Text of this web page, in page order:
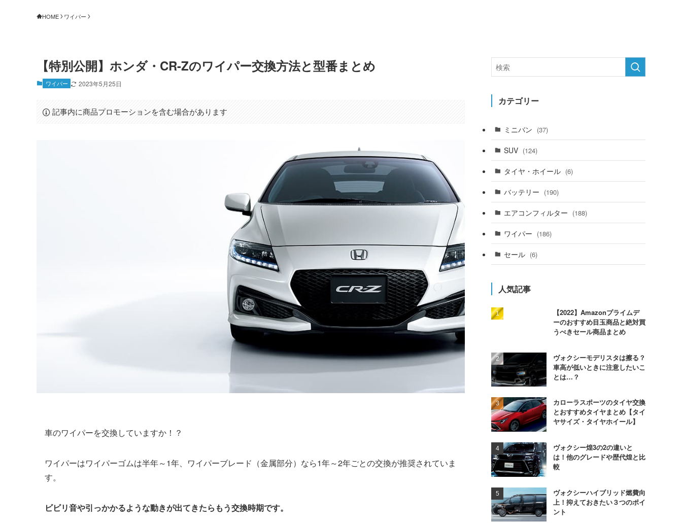
HOME ワイパー
【特別公開】ホンダ・CR-Zのワイパー交換方法と型番まとめ
ワイパー 2023年5月25日
記事内に商品プロモーションを含む場合があります
車のワイパーを交換していますか！？
ワイパーはワイパーゴムは半年～1年、ワイパーブレード（金属部分）なら1年～2年ごとの交換が推奨されていま
す。
ビビリ音や引っかかるような動きが出てきたらもう交換時期です。
カテゴリー
ミニバン (37)
SUV (124)
タイヤ・ホイール (6)
バッテリー (190)
エアコンフィルター (188)
ワイパー (186)
セール (6)
人気記事
【2022】Amazonプライムデ
ーのおすすめ目玉商品と絶対買
うべきセール商品まとめ
ヴォクシーモデリスタは擦る？
車高が低いときに注意したいこ
とは…？
カローラスポーツのタイヤ交換
とおすすめタイヤまとめ【タイ
ヤサイズ・タイヤホイール】
ヴォクシー煌3の2の違いと
は！他のグレードや歴代煌と比
較
ヴォクシーハイブリッド燃費向
上！抑えておきたい３つのポイ
ント